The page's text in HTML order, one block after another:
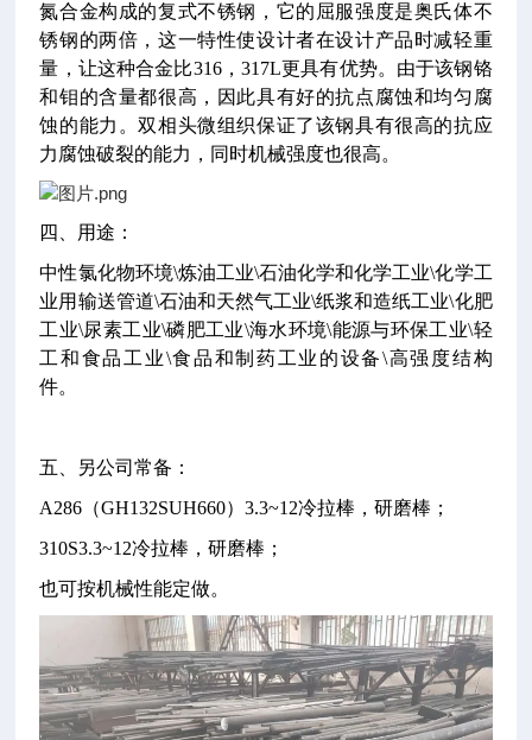
氮合金构成的复式不锈钢，它的屈服强度是奥氏体不
锈钢的两倍，这一特性使设计者在设计产品时减轻重
量，让这种合金比316，317L更具有优势。由于该钢铬
和钼的含量都很高，因此具有好的抗点腐蚀和均匀腐
蚀的能力。双相头微组织保证了该钢具有很高的抗应
力腐蚀破裂的能力，同时机械强度也很高。
四、用途：
中性氯化物环境\炼油工业\石油化学和化学工业\化学工
业用输送管道\石油和天然气工业\纸浆和造纸工业\化肥
工业\尿素工业\磷肥工业\海水环境\能源与环保工业\轻
工和食品工业\食品和制药工业的设备\高强度结构
件。
五、另公司常备：
A286（GH132SUH660）3.3~12冷拉棒，研磨棒；
310S3.3~12冷拉棒，研磨棒；
也可按机械性能定做。